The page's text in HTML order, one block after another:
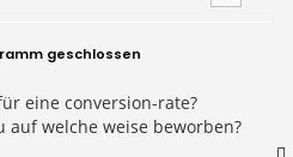
geschlossen
eine conversion-rate?
welche weise beworben?